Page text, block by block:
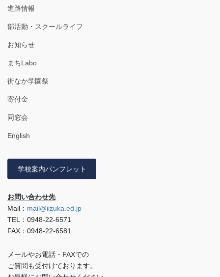
進路情報
部活動・スクールライフ
お知らせ
まちLabo
街なか学園祭
寄付金
同窓会
English
学校案内パンフレット
お問い合わせ先
Mail： mail@iizuka.ed.jp
TEL：0948-22-6571
FAX：0948-22-6581
メールやお電話・FAXでの
ご質問も受付けております。